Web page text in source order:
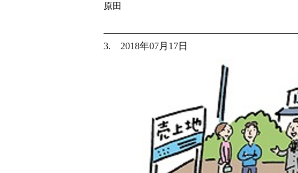
原田
3. 2018年07月17日